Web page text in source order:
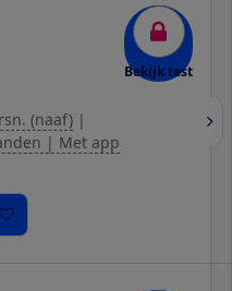
Bekijk test
(naaf) |
| Met app